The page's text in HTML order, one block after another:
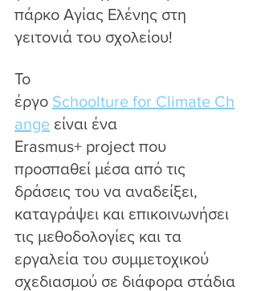
πάρκο Αγίας Ελένης στη
γειτονιά του σχολείου!
Το
έργο Schoolture for Climate Ch
ange είναι ένα
Εrasmus+ project που
προσπαθεί μέσα από τις
δράσεις του να αναδείξει,
καταγράψει και επικοινωνήσει
τις μεθοδολογίες και τα
εργαλεία του συμμετοχικού
σχεδιασμού σε διάφορα στάδια